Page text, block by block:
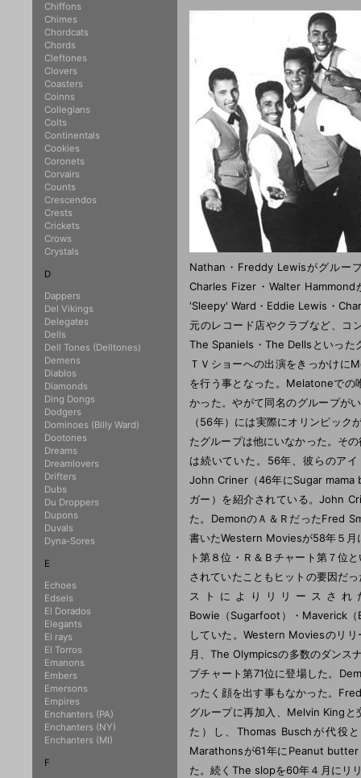
Nathan・Freddy Lewisがグルー
Charles Fizer・Walter
'Sleepy' Ward・Eddie Lewis・
元のレコード店やクラブなど、コ
The Spaniels・The Dellsといった
ＴＶショーへの出演をきっかけに
を行う事となった。Melatoneでの
かった。やがて同名のグループが
（56年）には実際にオリンピッ
たグループは他にいなかった。そ
は続いていた。56年、彼らのア
John Criner（46年にSugar mama
ガー）を紹介されている。John
た。DemonのＡ＆ＲだったFred
書いたWestern Moviesが58年５月
ト第８位・Ｒ＆Ｂチャート第７位
されていたこともヒットの要因だ
ストによりリリースされ
Bowie（Sugarfoot）・Maverick
していた。Western Moviesのリ
月、The Olympicsの多数のダン
プチャート第71位に登場した。
ったく顔を出す事もなかった。
グループに再加入、Melvin King
た）し、Thomas Buschが代役
Marathonsが61年にPeanut butter
た。続くThe slopを60年４月にリ
Chiffons
Chimes
Chordcats
Chords
Cleftones
Clovers
Coasters
Coinns
Collegians
Colts
Continentals
Cookies
Coronets
Corvairs
Counts
Crescendos
Crests
Crickets
Crows
Crystals
D
Dappers
Del Vikings
Delegates
Dells
Dell Tones (Delltones)
Demens
Diablos
Diamonds
Ding Dongs
Dodgers
Dominoes (Billy Ward)
Dootones
Dreams
Dreamlovers
Drifters
Dubs
Du Droppers
Dupons
Duvals
Dyna-Sores
E
Echoes
Edsels
El Dorados
Elegants
El rays
El Torros
Emanons
Embers
Emersons
Empires
Enchanters (PA)
Enchanters (NY)
Enchanters (MI)
F